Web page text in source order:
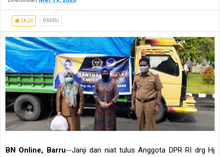
TAGS BARRU
BN Online, Barru--Janji dan niat tulus Anggota DPR RI drg Hj